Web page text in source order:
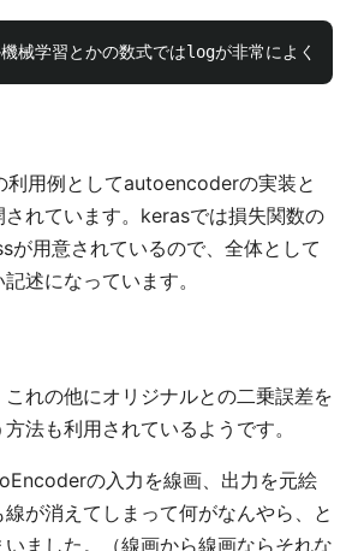
利用例としてautoencoderの実装と
れています。kerasでは損失関数の
が用意されているので、全体として
述になっています。
れの他にオリジナルとの二乗誤差を
法も利用されているようです。
の入力を線画、出力を元絵
が消えてしまって何がなんやら、と
ました。（線画から線画ならそれな